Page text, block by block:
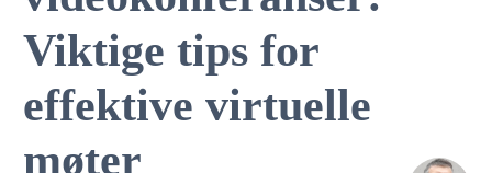
Viktige tips for
effektive virtuelle
møter